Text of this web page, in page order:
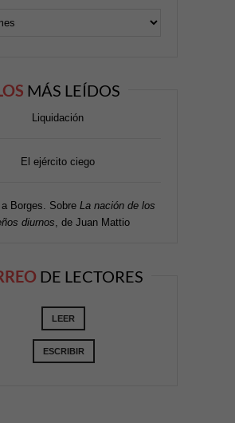
MÁS LEÍDOS
Liquidación
El ejército ciego
Borges. Sobre La nación de los
diurnos , de Juan Mattio
DE LECTORES
LEER
ESCRIBIR